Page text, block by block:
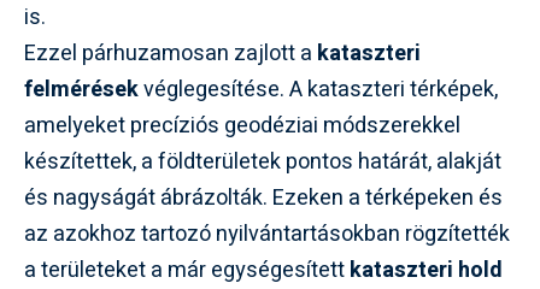
is.
Ezzel párhuzamosan zajlott a kataszteri
felmérésekvéglegesítése. A kataszteri térképek,
amelyeket precíziós geodéziai módszerekkel
készítettek, a földterületek pontos határát, alakját
és nagyságát ábrázolták. Ezeken a térképeken és
az azokhoz tartozó nyilvántartásokban rögzítették
a területeket a már egységesítettkataszteri hold